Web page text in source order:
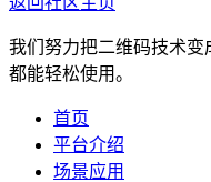
我们努力把二维码技术
都能轻松使用。
首页
平台介绍
场景应用